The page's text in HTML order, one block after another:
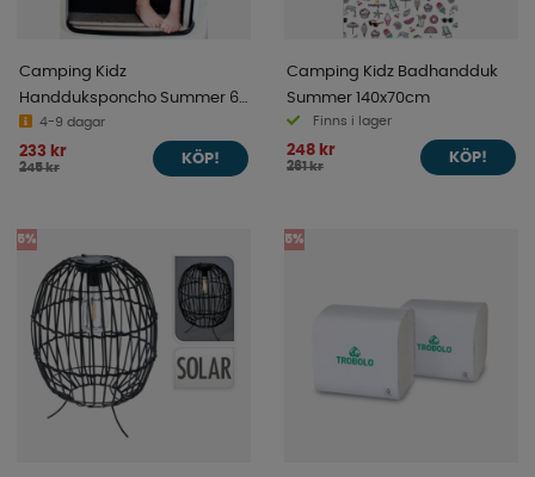
Camping Kidz
Handduksponcho Summer 6-
8 år4-9 dagar
233 kr
245 kr
KÖP!
Camping Kidz Badhandduk
Summer 140x70cm
Finns i lager
248 kr
261 kr
KÖP!
5% 5%